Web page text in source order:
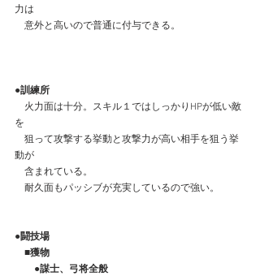
力は
意外と高いので普通に付与できる。
●訓練所
火力面は十分。スキル１ではしっかりHPが低い敵
を
狙って攻撃する挙動と攻撃力が高い相手を狙う挙
動が
含まれている。
耐久面もパッシブが充実しているので強い。
●闘技場
■獲物
●謀士、弓将全般